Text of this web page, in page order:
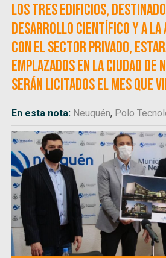
Los tres edificios,
desarrollo científico y a
con el sector privado,
emplazados en la ciudad de
serán licitados el mes que
En esta nota: Neuquén, Polo